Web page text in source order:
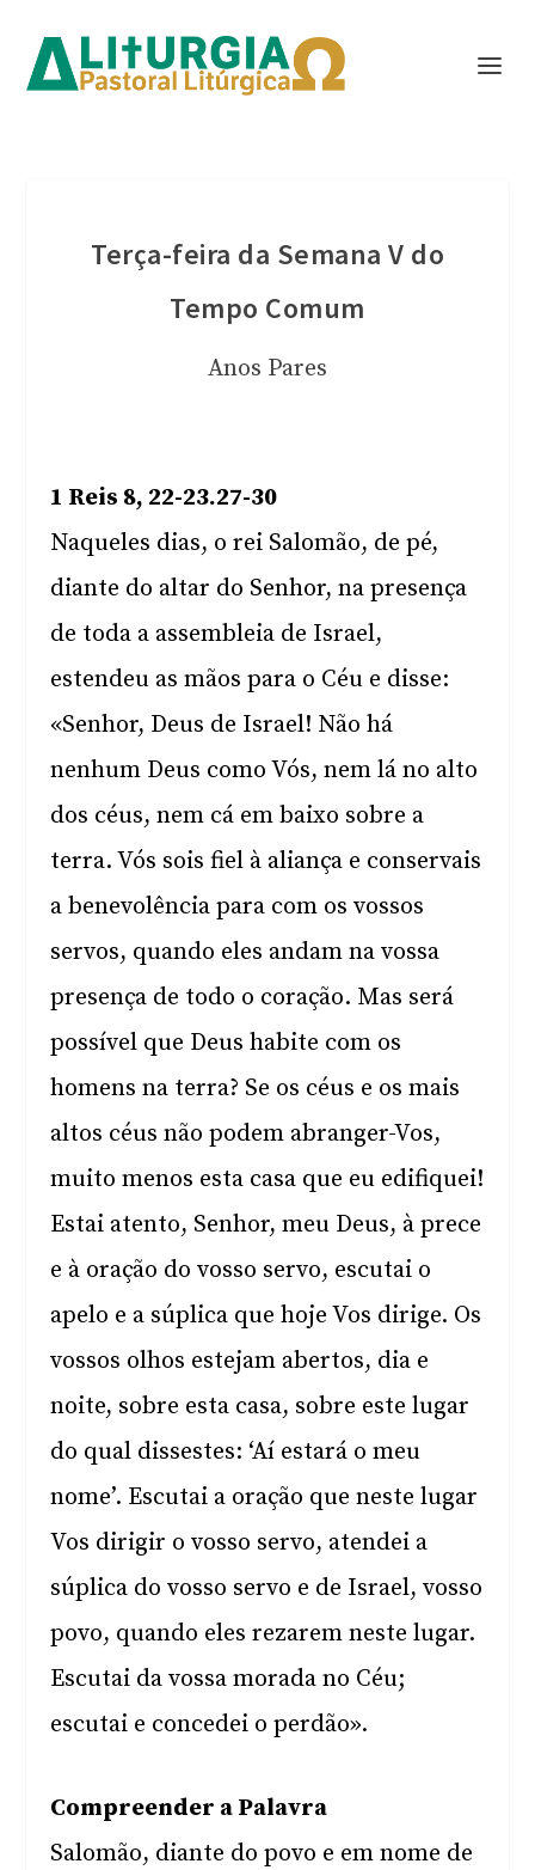
Terça-feira da Semana V do
Tempo Comum
Anos Pares
1 Reis 8, 22-23.27-30
Naqueles dias, o rei Salomão, de pé,
diante do altar do Senhor, na presença
de toda a assembleia de Israel,
estendeu as mãos para o Céu e disse:
«Senhor, Deus de Israel! Não há
nenhum Deus como Vós, nem lá no alto
dos céus, nem cá em baixo sobre a
terra. Vós sois fiel à aliança e conservais
a benevolência para com os vossos
servos, quando eles andam na vossa
presença de todo o coração. Mas será
possível que Deus habite com os
homens na terra? Se os céus e os mais
altos céus não podem abranger-Vos,
muito menos esta casa que eu edifiquei!
Estai atento, Senhor, meu Deus, à prece
e à oração do vosso servo, escutai o
apelo e a súplica que hoje Vos dirige. Os
vossos olhos estejam abertos, dia e
noite, sobre esta casa, sobre este lugar
do qual dissestes: ‘Aí estará o meu
nome’. Escutai a oração que neste lugar
Vos dirigir o vosso servo, atendei a
súplica do vosso servo e de Israel, vosso
povo, quando eles rezarem neste lugar.
Escutai da vossa morada no Céu;
escutai e concedei o perdão».
Compreender a Palavra
Salomão, diante do povo e em nome de